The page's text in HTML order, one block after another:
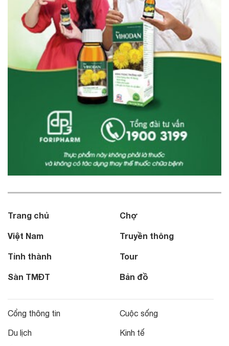
Trang chủ
Việt Nam
Tỉnh thành
Sàn TMĐT
Chợ
Truyền thông
Tour
Bản đồ
Cổng thông tin
Du lịch
Cuộc sống
Kinh tế